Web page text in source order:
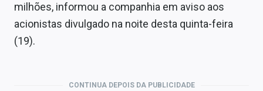
Finanças Pessoais
Mercados
milhões, informou a companhia em aviso aos
acionistas divulgado na noite desta quinta-feira
(19).
CONTINUA DEPOIS DA PUBLICIDADE